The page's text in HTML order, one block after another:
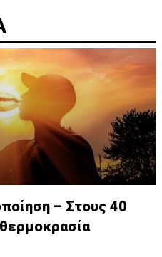
– Στους 40